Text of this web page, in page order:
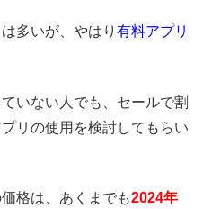
多いが、やはり 有料アプリ
いない人でも、セールで割
リの使用を検討してもらい
格は、あくまでも2024年